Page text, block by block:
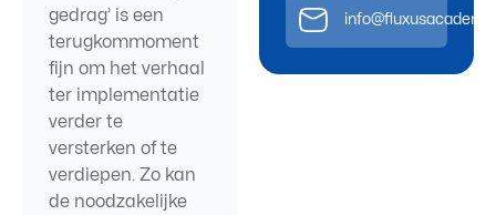
gedrag’ is een
terugkommoment
fijn om het verhaal
ter implementatie
verder te
versterken of te
verdiepen. Zo kan
de noodzakelijke